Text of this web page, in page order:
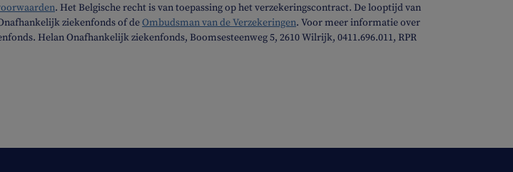
. Het Belgische recht is van toepassing op het verzekeringscontract. De looptijd van
ziekenfonds of deOmbudsman van de Verzekeringen. Voor meer informatie over
Helan Onafhankelijk ziekenfonds, Boomsesteenweg 5, 2610 Wilrijk, 0411.696.011, RPR